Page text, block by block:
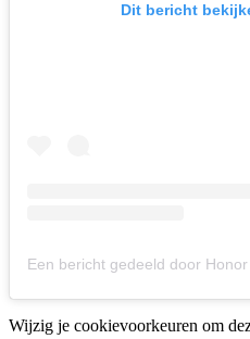
Dit bericht
Een bericht gedeeld door
Wijzig je cookievoorkeuren om